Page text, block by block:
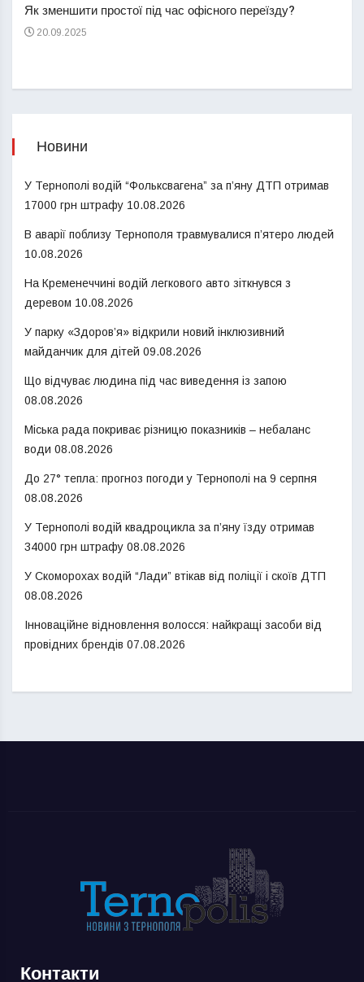
Як зменшити простої під час офісного переїзду?
20.09.2025
Новини
У Тернополі водій “Фольксвагена” за п’яну ДТП отримав
17000 грн штрафу 10.08.2026
В аварії поблизу Тернополя травмувалися п’ятеро людей
10.08.2026
На Кременеччині водій легкового авто зіткнувся з
деревом 10.08.2026
У парку «Здоров’я» відкрили новий інклюзивний
майданчик для дітей 09.08.2026
Що відчуває людина під час виведення із запою
08.08.2026
Міська рада покриває різницю показників – небаланс
води 08.08.2026
До 27° тепла: прогноз погоди у Тернополі на 9 серпня
08.08.2026
У Тернополі водій квадроцикла за п’яну їзду отримав
34000 грн штрафу 08.08.2026
У Скоморохах водій “Лади” втікав від поліції і скоїв ДТП
08.08.2026
Інноваційне відновлення волосся: найкращі засоби від
провідних брендів 07.08.2026